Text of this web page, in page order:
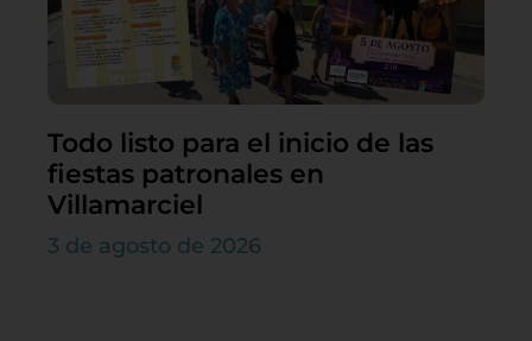
Todo listo para el inicio de las
fiestas patronales en
Villamarciel
3 de agosto de 2026